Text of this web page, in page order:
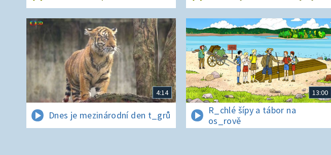
4:14
Dnes je mezinárodní den t_grů
13:00
R_chlé šípy a tábor na
os_rově